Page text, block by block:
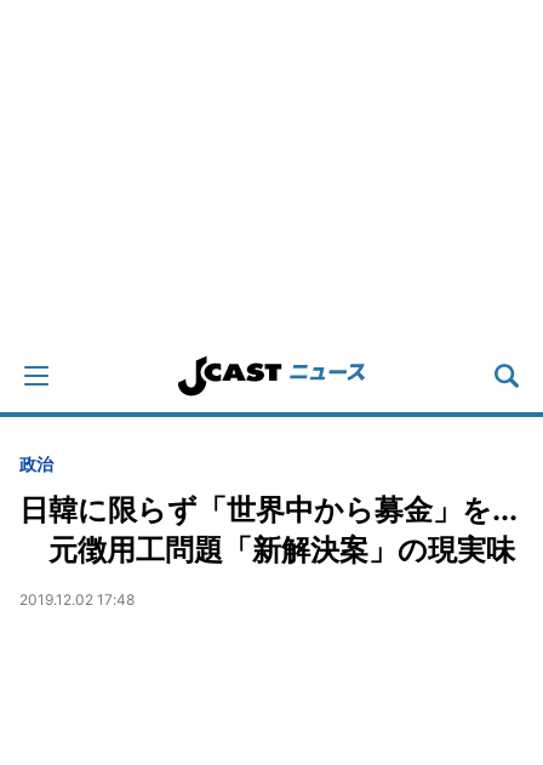
政治
日韓に限らず「世界中から募金」を...
元徴用工問題「新解決案」の現実味
2019.12.02 17:48